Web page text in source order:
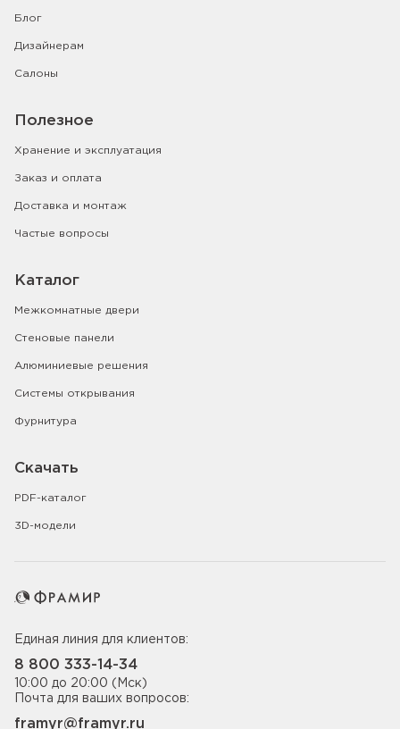
Блог
Дизайнерам
Салоны
Полезное
Хранение и эксплуатация
Заказ и оплата
Доставка и монтаж
Частые вопросы
Каталог
Межкомнатные двери
Стеновые панели
Алюминиевые решения
Системы открывания
Фурнитура
Скачать
PDF-каталог
3D-модели
Единая линия для клиентов:
8 800 333-14-34
10:00 до 20:00 (Мск)
Почта для ваших вопросов:
framyr@framyr.ru